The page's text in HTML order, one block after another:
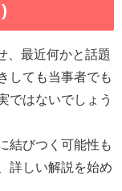
、最近何かと話題
しても当事者でも
ではないでしょう
結びつく可能性も
詳しい解説を始め